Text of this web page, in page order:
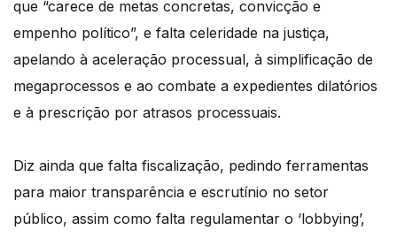
que “carece de metas concretas, convicção e
empenho político”, e falta celeridade na justiça,
apelando à aceleração processual, à simplificação de
megaprocessos e ao combate a expedientes dilatórios
e à prescrição por atrasos processuais.
Diz ainda que falta fiscalização, pedindo ferramentas
para maior transparência e escrutínio no setor
público, assim como falta regulamentar o ‘lobbying’,